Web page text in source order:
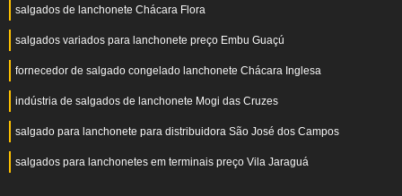
salgados de lanchonete Chácara Flora
salgados variados para lanchonete preço Embu Guaçú
fornecedor de salgado congelado lanchonete Chácara Inglesa
indústria de salgados de lanchonete Mogi das Cruzes
salgado para lanchonete para distribuidora São José dos Campos
salgados para lanchonetes em terminais preço Vila Jaraguá